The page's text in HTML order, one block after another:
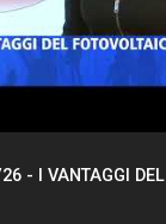
- I VANTAGGI DEL